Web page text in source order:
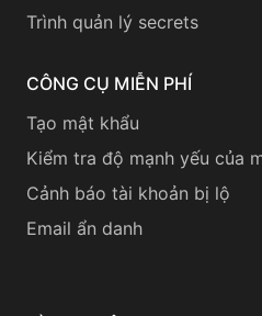
Trình quản lý secrets
CÔNG CỤ MIỄN PHÍ
Tạo mật khẩu
Kiểm tra độ mạnh yếu của
Cảnh báo tài khoản bị lộ
Email ẩn danh